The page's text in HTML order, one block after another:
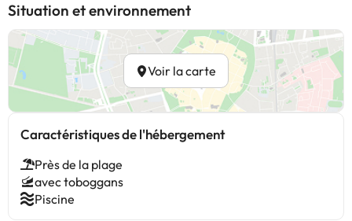
Situation et environnement
Voir la carte
Caractéristiques de l'hébergement
Près de la plage
avec toboggans
Piscine